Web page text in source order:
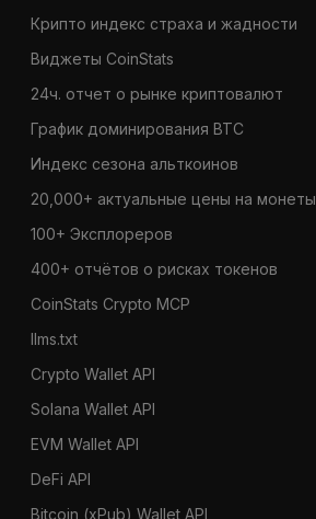
Крипто индекс страха и жадности
Виджеты CoinStats
24ч. отчет о рынке криптовалют
График доминирования BTC
Индекс сезона альткоинов
20,000+ актуальные цены на монеты
100+ Эксплореров
400+ отчётов о рисках токенов
CoinStats Crypto MCP
llms.txt
Crypto Wallet API
Solana Wallet API
EVM Wallet API
DeFi API
Bitcoin (xPub) Wallet API